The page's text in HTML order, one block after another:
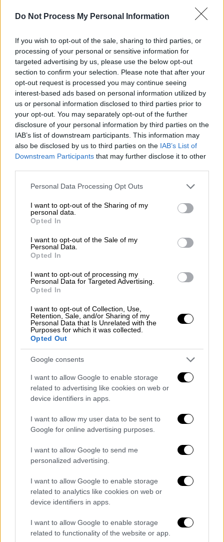
Do Not Process My Personal Information
If you wish to opt-out of the sale, sharing to third parties, or
processing of your personal or sensitive information for
targeted advertising by us, please use the below opt-out
section to confirm your selection. Please note that after your
opt-out request is processed you may continue seeing
interest-based ads based on personal information utilized by
us or personal information disclosed to third parties prior to
your opt-out. You may separately opt-out of the further
disclosure of your personal information by third parties on the
IAB’s list of downstream participants. This information may
also be disclosed by us to third parties on the IAB’s List of
Downstream Participants that may further disclose it to other
Please note that this website/app uses one or more Google
not limited to your visit or usage behaviour. You may click to
grant or deny consent to Google and its third-party tags to
use your data for below specified purposes in below Google
consent section.
Personal Data Processing Opt Outs
I want to opt-out of the Sharing of my
personal data.
Opted In
I want to opt-out of the Sale of my
Personal Data.
Opted In
I want to opt-out of processing my
Personal Data for Targeted Advertising.
Opted In
I want to opt-out of Collection, Use,
Retention, Sale, and/or Sharing of my
Personal Data that Is Unrelated with the
Purposes for which it was collected.
Opted Out
Google consents
I want to allow Google to enable storage
related to advertising like cookies on web or
device identifiers in apps.
I want to allow my user data to be sent to
Google for online advertising purposes.
I want to allow Google to send me
personalized advertising.
I want to allow Google to enable storage
related to analytics like cookies on web or
device identifiers in apps.
I want to allow Google to enable storage
related to functionality of the website or app.
Μεγάλα κομμάτια κρέατος, ενιαία
κοτόπουλου ή ολόκληρο κοτόπουλο,
μεγάλα κομμάτια χοιρινού, θέλουν
ψήσιμο μακριά από τις φλόγεςγια να
ψηθούν γλυκά και σωστά στο εσωτερικό
τους. Προς το τέλος του ψησίματος
ακουμπήστε τα στο πιο θερμό σημείο
της ψησταριάς, για να καραμελώσουν
εξωτερικά.
psita4.jpg
Ώρα για μπάρμπεκιου…
Κάρβουνα ή γκάζι; Υγραέριο σκέτο ή με
πέτρες λάβας; Και η ηλεκτρική ψησταριά
είναι εξίσου καλή; Αυτά είναι τα πρώτα
ερωτήματα που θα γεννηθούν όταν μπείτε
στη διαδικασία να ασχοληθείτε σοβαρά με το
μπάρμπεκιου και να διαλέξετε το πλέον
κατάλληλο μοντέλο ψησταριάς ανάμεσα στα
δεκάδες της αγοράς.
Ψησταριά με κάρβουνα
επιλογή για πολλούς. Στα θετικά, η
αξεπέραστη γεύση που αποκτούν τα ψητά.
που χρειάζεται για να ανάψουν τα κάρβουνα.
Το αποτέλεσμα όμως αξίζει και κάποιους